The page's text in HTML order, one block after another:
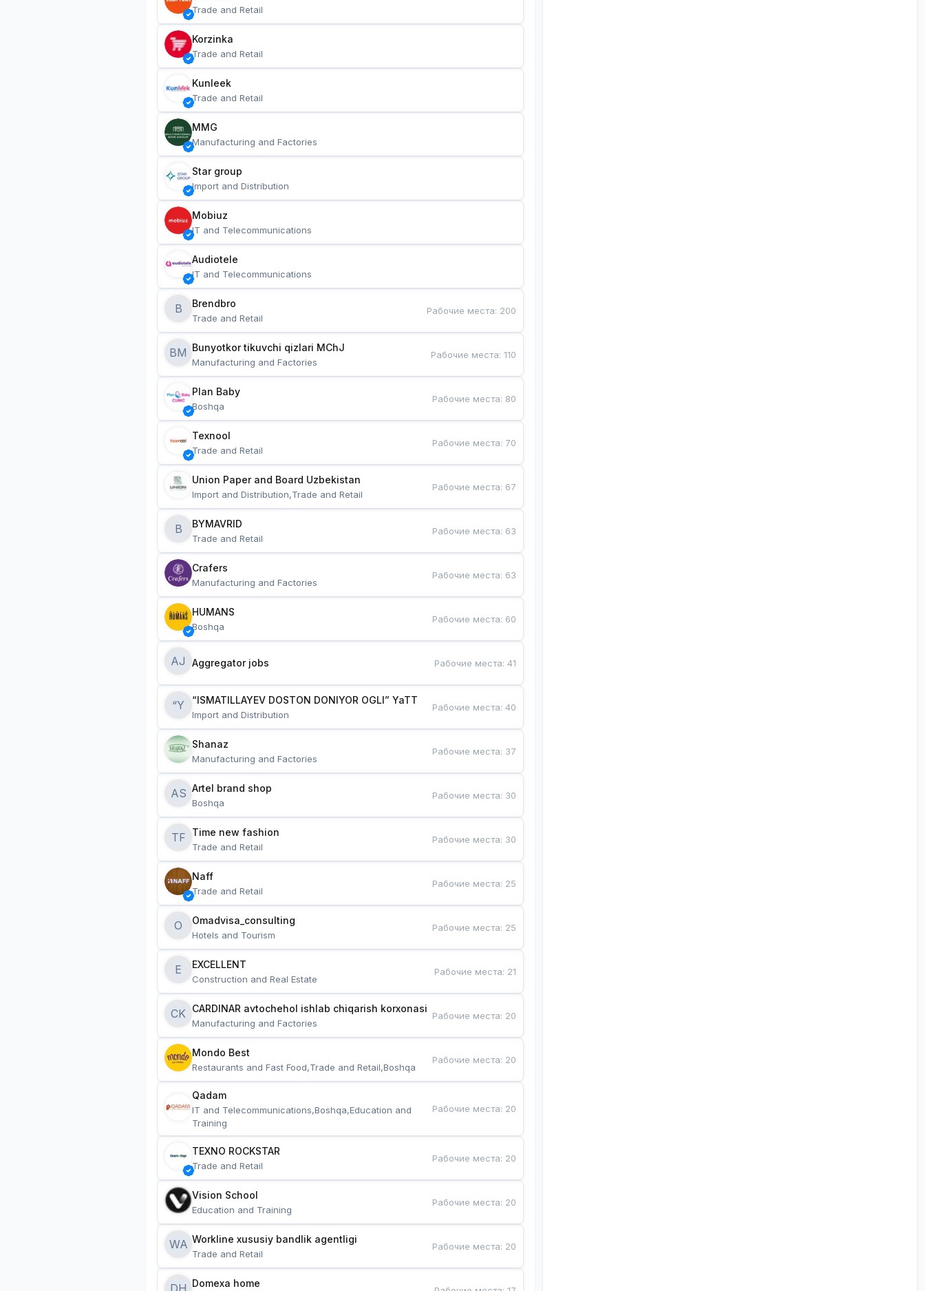
Trade and Retail
Korzinka
Trade and Retail
Kunleek
Trade and Retail
MMG
Manufacturing and Factories
Star group
Import and Distribution
Mobiuz
IT and Telecommunications
Audiotele
IT and Telecommunications
B Brendbro
Trade and Retail
Рабочие места: 200
BM
Manufacturing and Factories
Рабочие места:110
Plan Baby
Boshqa
Рабочие места: 80
Texnool
Trade and Retail
Рабочие места: 70
Union Paper and Board Uzbekistan
Import and Distribution,Trade and Retail
Рабочие места: 67
B BYMAVRID
Trade and Retail
Рабочие места: 63
Crafers
Manufacturing and Factories
Рабочие места: 63
HUMANS
Boshqa
Рабочие места: 60
AJ Aggregator jobs Рабочие места:41
“Y “ISMATILLAYEV DOSTON DONIYOR OGLI” YaTT
Import and Distribution
Рабочие места:40
Shanaz
Manufacturing and Factories
Рабочие места: 37
AS Artel brand shop
Boshqa
Рабочие места: 30
TF Time new fashion
Trade and Retail
Рабочие места: 30
Naff
Trade and Retail
Рабочие места: 25
O Omadvisa_consulting
Hotels and Tourism
Рабочие места: 25
E EXCELLENT
Construction and Real Estate
Рабочие места: 21
CK CARDINAR avtochehol ishlab chiqarish korxonasi
Manufacturing and Factories
Рабочие места: 20
Mondo Best
Restaurants and Fast Food,Trade and Retail,Boshqa
Рабочие места: 20
Qadam
IT and Telecommunications,Boshqa,Education and
Training
Рабочие места: 20
TEXNO ROCKSTAR
Trade and Retail
Рабочие места: 20
Vision School
Education and Training
Рабочие места: 20
WA Workline xususiy bandlik agentligi
Trade and Retail
Рабочие места: 20
DH Domexa home